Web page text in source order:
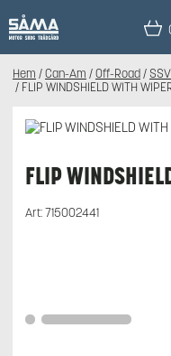
Hem /Can-Am /Off-Road/
/ FLIP WINDSHIELD WITH
FLIP
Art:715002441